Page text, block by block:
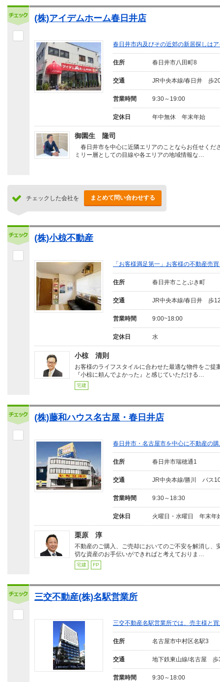
(株)アイデムホーム春日井店
春日井市内及びその近郊の新居探しは
住所 春日井市八田町8
交通 JR中央本線/春日井 歩
営業時間 9:30～19:00
定休日 年中無休 年末年始
御園生 隆司
春日井市を中心に近隣エリアのことならお任せくだ
ミリー層としての目線や各エリアの地域情報な…
チェックした会社を まとめて問い合わせする
(株)小椋不動産
「お客様満足第一」お客様の不動産売
住所 春日井市ことぶき町
交通 JR中央本線/春日井 歩
営業時間 9:00~18:00
定休日 水
小椋 清則
お客様のライフスタイルに合わせた最適な物件をご提
『小椋に頼んでよかった』と感じていただける…
宅建
(株)藤和ハウス名古屋・春日井店
春日井市・名古屋市を中心に不動産の
住所 春日井市瑞穂通1
交通 JR中央本線/勝川 バス
営業時間 9:30～18:30
定休日 火曜日・水曜日 年末年
栗原 淳
不動産のご購入、ご売却においてのご不安を解消し、
切な資産のお手伝いができればと考えておりま…
宅建 FP
三交不動産(株)名駅営業所
三交不動産名駅営業所では、売主様と
住所 名古屋市中村区名駅3
交通 地下鉄東山線/名古屋 歩
営業時間 9:30～18:00